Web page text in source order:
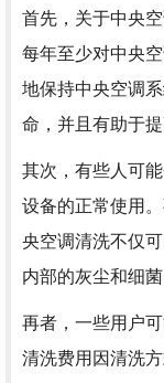
首先，关于中央
每年至少对中央
地保持中央空调
命，并且有助于
其次，有些人可
设备的正常使用
央空调清洗不仅
内部的灰尘和细
再者，一些用户
清洗费用因清洗